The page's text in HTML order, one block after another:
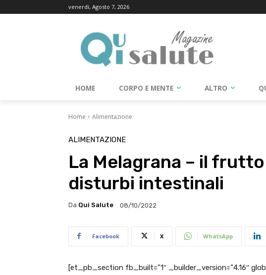
venerdì, Agosto 7, 2026
HOME CORPO E MENTE ALTRO
Home Alimentazione
ALIMENTAZIONE
La Melagrana – il
disturbi intestinali
Da Qui Salute 08/10/2022
Facebook X WhatsApp
[et_pb_section fb_built=”1″ _builder_version=”4.16″